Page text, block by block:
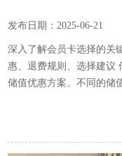
发布日期：2025-06-21
深入了解会员卡选择的关
惠、退费规则、选择建议
储值优惠方案。不同的储